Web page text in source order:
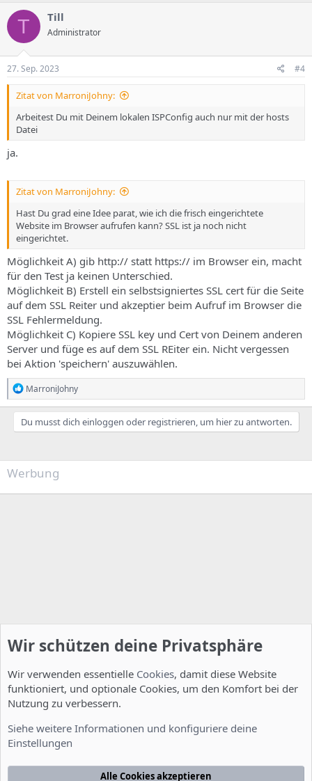
T Till
Administrator
27. Sep. 2023 #4
Zitat von MarroniJohny:
Arbeitest Du mit Deinem lokalen ISPConfig auch nur mit der hosts
Datei
ja.
Zitat von MarroniJohny:
Hast Du grad eine Idee parat, wie ich die frisch eingerichtete
Website im Browser aufrufen kann? SSL ist ja noch nicht
eingerichtet.
Möglichkeit A) gib http:// statt https:// im Browser ein, macht
für den Test ja keinen Unterschied.
Möglichkeit B) Erstell ein selbstsigniertes SSL cert für die Seite
auf dem SSL Reiter und akzeptier beim Aufruf im Browser die
SSL Fehlermeldung.
Möglichkeit C) Kopiere SSL key und Cert von Deinem anderen
Server und füge es auf dem SSL REiter ein. Nicht vergessen
bei Aktion 'speichern' auszuwählen.
R
e
a
k
t
e
MarroniJohny
Du musst dich einloggen oder registrieren, um hier zu antworten.
Werbung
Nutzungsbedingungen Datenschutzerklärung
Wir schützen deine Privatsphäre
Wir verwenden essentielle Cookies, damit diese Website
funktioniert, und optionale Cookies, um den Komfort bei der
Nutzung zu verbessern.
Siehe weitere Informationen und konfiguriere deine
Einstellungen
Alle Cookies akzeptieren